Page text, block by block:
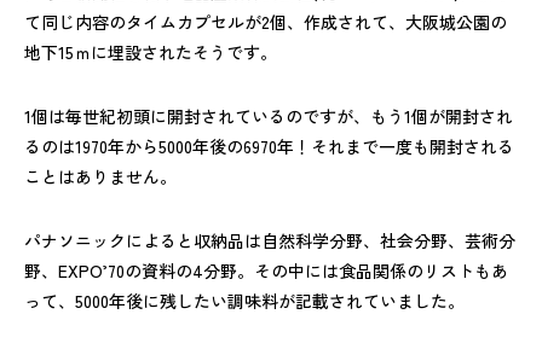
て同じ内容のタイムカプセルが2個、作成されて、大阪城公園の
地下15ｍに埋設されたそうです。
1個は毎世紀初頭に開封されているのですが、もう1個が開封され
るのは1970年から5000年後の6970年！それまで一度も開封される
ことはありません。
パナソニックによると収納品は自然科学分野、社会分野、芸術分
野、EXPO’70の資料の4分野。その中には食品関係のリストもあ
って、5000年後に残したい調味料が記載されていました。